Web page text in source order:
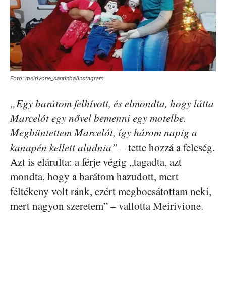
Fotó: meirivone_santinha/Instagram
„Egy barátom felhívott, és elmondta, hogy látta
Marcelót egy nővel bemenni egy motelbe.
Megbüntettem Marcelót, így három napig a
kanapén kellett aludnia” – tette hozzá a feleség.
Azt is elárulta: a férje végig „tagadta, azt
mondta, hogy a barátom hazudott, mert
féltékeny volt ránk, ezért megbocsátottam neki,
mert nagyon szeretem” – vallotta Meirivione.